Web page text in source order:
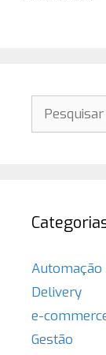
Pesquisar
por:
Automação
Delivery
e-
Gestão